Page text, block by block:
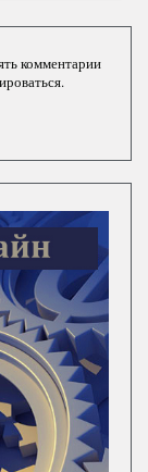
комментарии